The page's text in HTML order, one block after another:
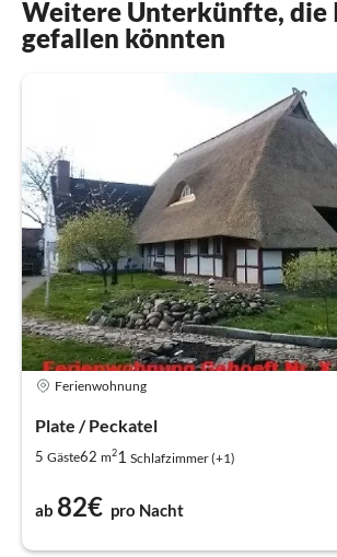
Weitere Unterkünfte, die
gefallen könnten
Ferienwohnung
Plate / Peckatel
5 Gäste62 m21 Schlafzimmer (+1)
ab 82€ pro Nacht